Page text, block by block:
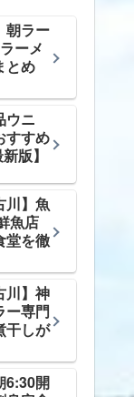
朝ラー
ーメ
とめ
ウニ
すすめ
版】
川】魚
魚店
堂を徹
川】神
ー専門
干しが
6:30開